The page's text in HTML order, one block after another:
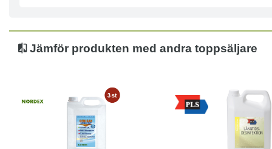
● Sjukhus och vårdmiljöer
● Livsmedelslokaler (med eftersköljning vid behov)
Användning:
● Använd som 1% brukslösning
● Applicera med duk och bearbeta ytan noggrant
● Låt verka i 10–15 minuter
Jämför produkten med andra toppsäljare